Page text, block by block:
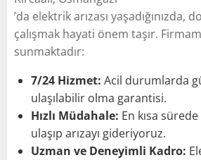
’da elektrik arızası yaşadığınızda,
çalışmak hayati önem taşır.
sunmaktadır:
7/24 Hizmet: Acil durumlarda
ulaşılabilir olma garantisi.
Hızlı Müdahale: En kısa
ulaşıp arızayı gideriyoruz.
Uzman ve Deneyimli Kadro: